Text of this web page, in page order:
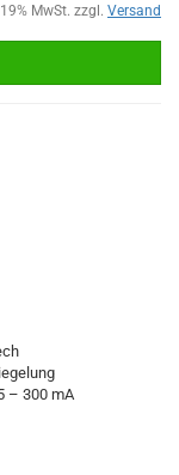
MwSt. zzgl. Versand
– 300 mA